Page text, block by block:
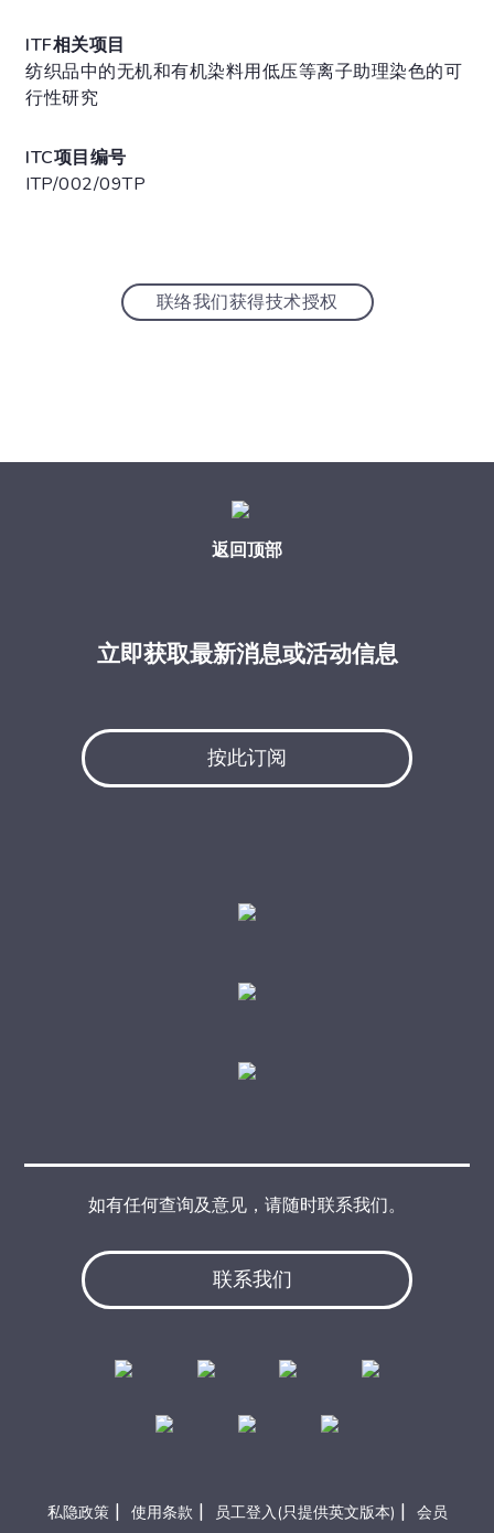
ITF相关项目
纺织品中的无机和有机染料用低压等离子助理染色的可
行性研究
ITC项目编号
ITP/002/09TP
联络我们获得技术授权
返回顶部
立即获取最新消息或活动信息
按此订阅
联系我们
如有任何查询及意见，请随时联系我们。
私隐政策 | 使用条款 | 员工登入(只提供英文版本) | 会员